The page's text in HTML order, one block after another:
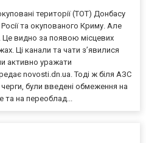
території (ТОТ) Донбасу
та окупованого Криму. Але
видно за появою місцевих
Ці канали та чати з’явилися
активно уражати
novosti.dn.ua. Тоді ж біля АЗС
були введені обмеження на
та на переоблад...